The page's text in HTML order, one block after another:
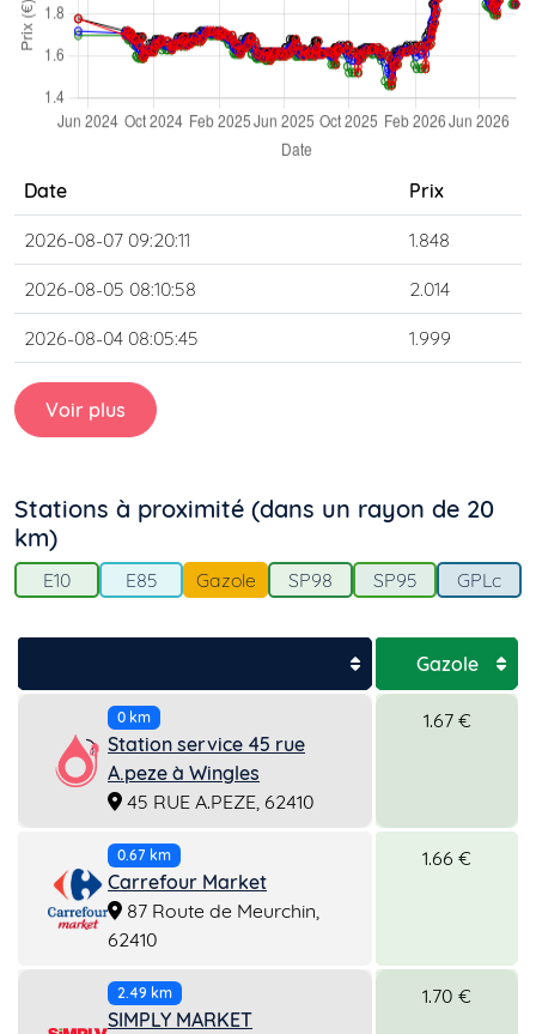
Date Prix
2026-08-07 09:20:11 1.848
2026-08-05 08:10:58 2.014
2026-08-04 08:05:45 1.999
Voir plus
Stations à proximité (dans un rayon de 20
km)
E10 E85 Gazole SP98 SP95 GPLc
Gazole
0 km
Station service 45 rue
A.peze à Wingles
45 RUE A.PEZE, 62410
1.67 €
0.67 km
Carrefour Market
87 Route de Meurchin,
62410
1.66 €
2.49 km
SIMPLY MARKET
1.70 €